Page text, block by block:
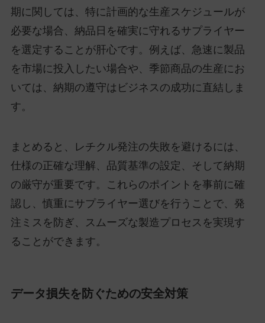
期に関しては、特に計画的な生産スケジュールが
必要な場合、納品日を確実に守れるサプライヤー
を選定することが肝心です。例えば、急速に製品
を市場に投入したい場合や、季節商品の生産にお
いては、納期の遵守はビジネスの成功に直結しま
す。
まとめると、レチクル発注の失敗を避けるには、
仕様の正確な理解、品質基準の設定、そして納期
の厳守が重要です。これらのポイントを事前に確
認し、慎重にサプライヤー選びを行うことで、発
注ミスを防ぎ、スムーズな製造プロセスを実現す
ることができます。
データ損失を防ぐための安全対策